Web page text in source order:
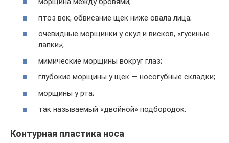
птоз век, обвисание щёк ниже овала лица;
очевидные морщинки у скул и висков, «гусиные
лапки»;
мимические морщины вокруг глаз;
глубокие морщины у щек — носогубные складки;
морщины у рта;
так называемый «двойной» подбородок.
Контурная пластика носа